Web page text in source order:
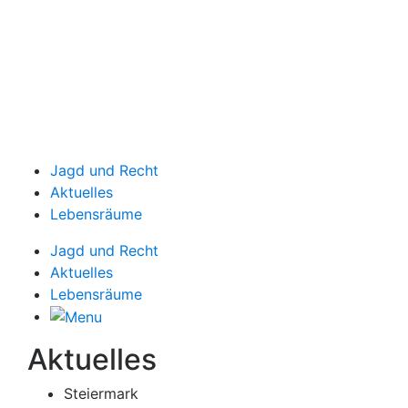
Jagd und Recht
Aktuelles
Lebensräume
Jagd und Recht
Aktuelles
Lebensräume
Aktuelles
Steiermark